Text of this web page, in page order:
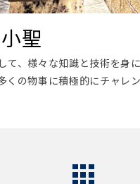
聖
て、様々な知識と技術を身
くの物事に積極的にチャレ